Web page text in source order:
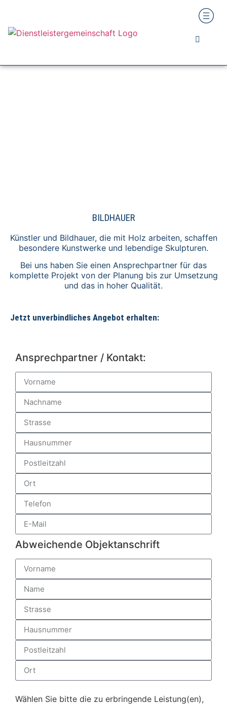
BILDHAUER
Künstler und Bildhauer, die mit Holz arbeiten, schaffen
besondere Kunstwerke und lebendige Skulpturen.
Bei uns haben Sie einen Ansprechpartner für das
komplette Projekt von der Planung bis zur Umsetzung
und das in hoher Qualität.
Jetzt unverbindliches Angebot erhalten:
Ansprechpartner / Kontakt:
Abweichende Objektanschrift
Wählen Sie bitte die zu erbringende Leistung(en),